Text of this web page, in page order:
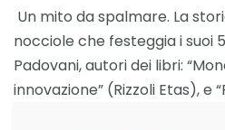
Un mito da spalmare. La
nocciole che festeggia i suoi
Padovani, autori dei libri:
innovazione” (Rizzoli Etas), e